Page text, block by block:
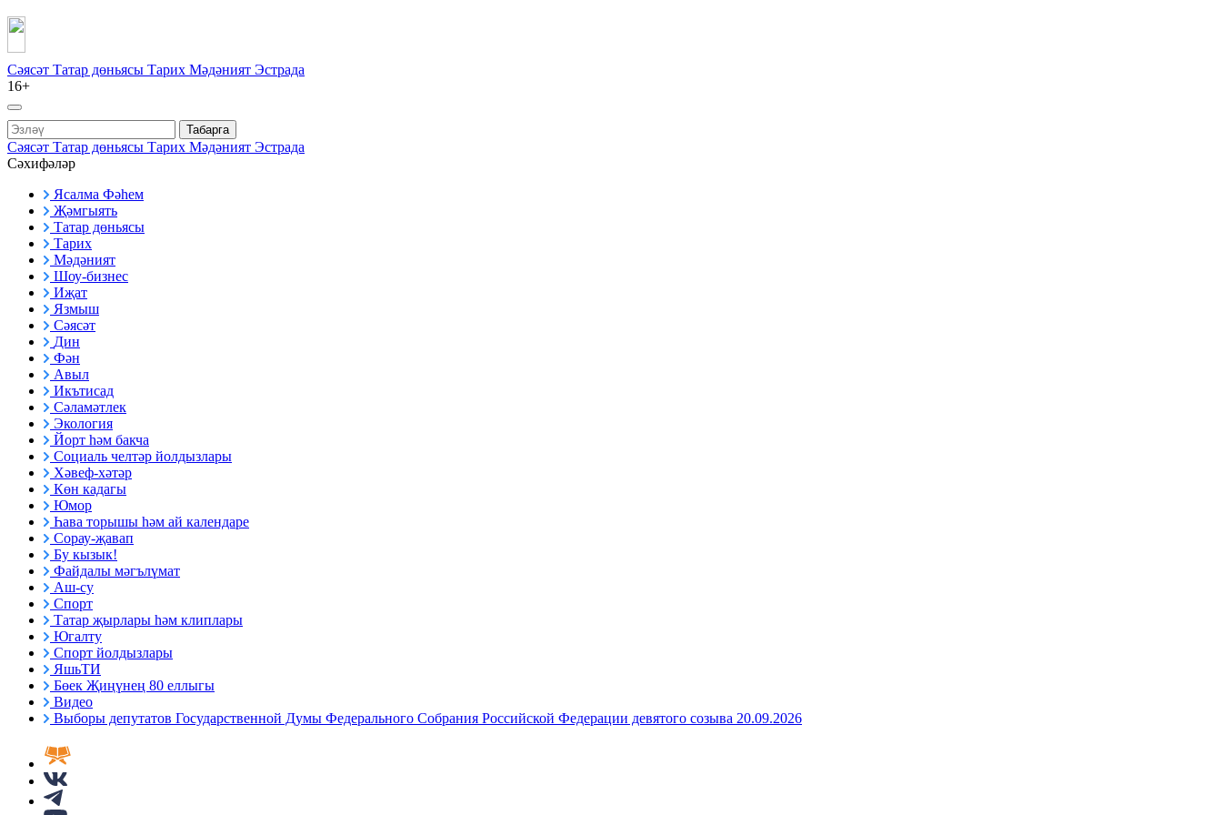
Сәясәт Татар дөньясы Тарих Мәдәният Эстрада
16+
Табарга
Сәясәт Татар дөньясы Тарих Мәдәният Эстрада
Сәхифәләр
Ясалма Фәһем
Җәмгыять
Татар дөньясы
Тарих
Мәдәният
Шоу-бизнес
Иҗат
Язмыш
Сәясәт
Дин
Фән
Авыл
Икътисад
Сәламәтлек
Экология
Йорт һәм бакча
Социаль челтәр йолдызлары
Хәвеф-хәтәр
Көн кадагы
Юмор
Һава торышы һәм ай календаре
Сорау-җавап
Бу кызык!
Файдалы мәгълүмат
Аш-су
Спорт
Татар җырлары һәм клиплары
Югалту
Спорт йолдызлары
ЯшьТИ
Бөек Җиңүнең 80 еллыгы
Видео
Выборы депутатов Государственной Думы Федерального Собрания Российской Федерации девятого созыва 20.09.2026